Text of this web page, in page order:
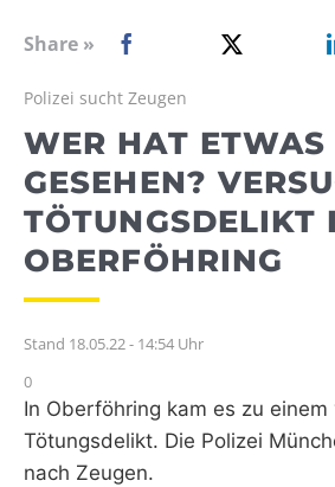
WEBRADIO
Share »
Polizei sucht Zeugen
WER HAT ETWAS
GESEHEN?
TÖTUNGSDELIKT
OBERFÖHRING
Stand 18.05.22 - 14:54 Uhr
0
In Oberföhring kam es zu einem
Tötungsdelikt. Die Polizei
nach Zeugen.